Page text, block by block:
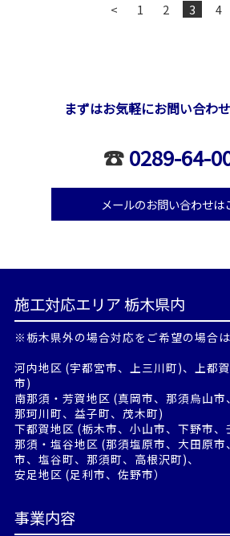
< 1 2 3 4
まずはお気軽にお問い合わ
☎0289-64-
メールのお問い合わせは
施工対応エリア 栃木県内
※栃木県外の場合対応をご希望の場合は
河内地区 (宇都宮市、上三川町)、上都
市)
南那須・芳賀地区 (真岡市、那須烏山市
那珂川町、益子町、茂木町)
下都賀地区 (栃木市、小山市、下野市、
那須・塩谷地区 (那須塩原市、大田原市
市、塩谷町、那須町、高根沢町)、
安足地区 (足利市、佐野市）
事業内容